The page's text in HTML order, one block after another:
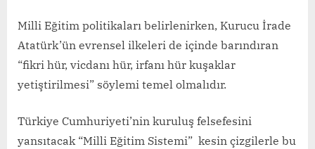
Milli Eğitim politikaları belirlenirken, Kurucu İrade
Atatürk’ün evrensel ilkeleri de içinde barındıran
“fikri hür, vicdanı hür, irfanı hür kuşaklar
yetiştirilmesi” söylemi temel olmalıdır.
Türkiye Cumhuriyeti’nin kuruluş felsefesini
yansıtacak “Milli Eğitim Sistemi” kesin çizgilerle bu